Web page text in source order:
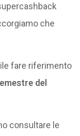
che
fare riferimento
del
consultare le